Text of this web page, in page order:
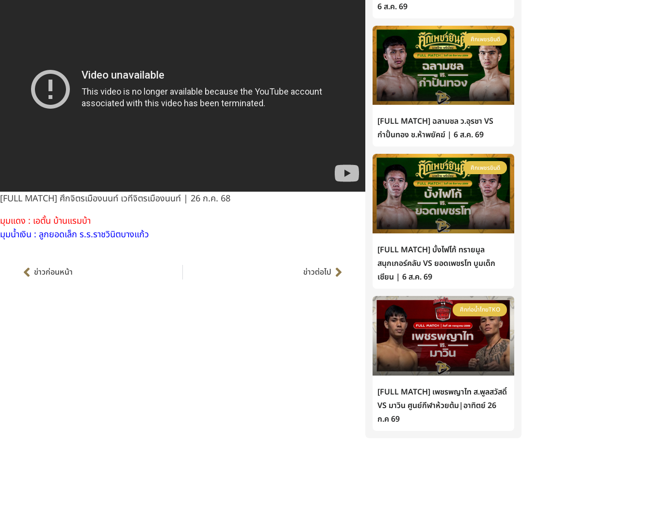
[FULL MATCH] ศึกจิตรเมืองนนท์ เวทีจิตรเมืองนนท์ | 26 ก.ค. 68
มุมแดง : เอตั้น บ้านแรมบ้า
มุมน้ำเงิน : ลูกยอดเล็ก ร.ร.ราชวินิตบางแก้ว
ข่าวก่อนหน้า ข่าวต่อไป
6 ส.ค. 69
ศึกเพชรยินดี
[FULL MATCH] ฉลามชล ว.อุรชา VS
กำปั้นทอง ช.ห้าพยัคฆ์ | 6 ส.ค. 69
ศึกเพชรยินดี
[FULL MATCH] บั้งไฟโก้ ทรายมูล
สนุกเกอร์คลับ VS ยอดเพชรโท บูมเด็ก
เซียน | 6 ส.ค. 69
ศึกท่อน้ำไทยTKO
[FULL MATCH] เพชรพญาไท ส.พูลสวัสดิ์
VS มาวิน ศูนย์กีฬาห้วยต้ม|อาทิตย์ 26
ก.ค 69